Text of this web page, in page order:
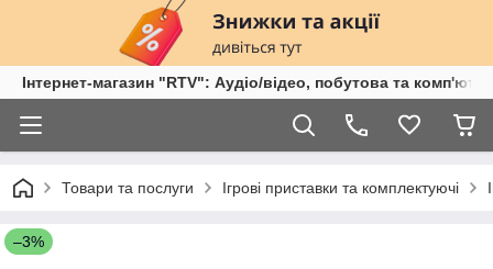
Інтернет-магазин "RTV": Аудіо/відео, побутова та
Товари та послуги Ігрові приставки та комплектуючі
–3%